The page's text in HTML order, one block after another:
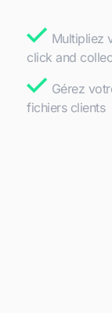
Multipliez
click and
Gérez
fichiers clients